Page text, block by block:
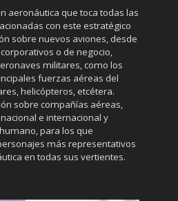
aeronáutica que toca todas las
con este estratégico
sobre nuevos aviones, desde
o de negocio,
militares, como los
fuerzas aéreas del
helicópteros, etcétera.
sobre compañías aéreas,
e internacional y
para los que
más representativos
en todas sus vertientes.